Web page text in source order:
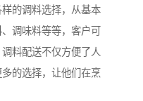
的调料选择，从基本
调味料等等，客户可
料配送不仅方便了人
的选择，让他们在烹